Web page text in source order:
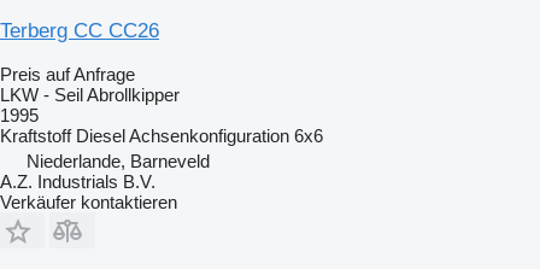
Terberg CC CC26
Preis auf Anfrage
LKW - Seil Abrollkipper
1995
Kraftstoff DieselAchsenkonfiguration 6x6
Niederlande, Barneveld
A.Z. Industrials B.V.
Verkäufer kontaktieren